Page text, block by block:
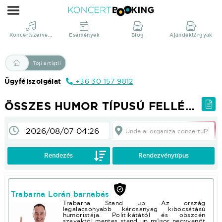
Összes
humor
típusú
vállaló
előadó
KoncertBooking
din
productie!
Koncertszervezés Események Blog Ajándéktárgyak
Toți artiștii
Ügyfélszolgálat +36 30 157 9812
ÖSSZES HUMOR TÍPUSÚ FELLÉPÉST VÁLLALÓ ELŐADÓ
Trabarna Lorán barnabás
Trabarna Stand up. Az ország
legalacsonyabb károsanyag kibocsátású
humoristája. Politikátától és obszcén
Unde ai organiza concertul?
Rendezés Rendezvénytípus